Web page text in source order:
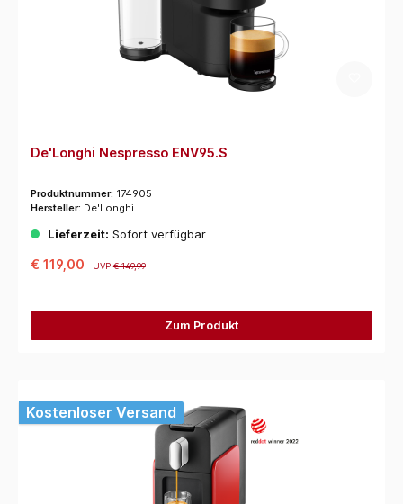
De'Longhi Nespresso ENV95.S
Produktnummer: 174905
Hersteller: De'Longhi
Lieferzeit: Sofort verfügbar
€ 119,00 UVP€ 149,99
Zum Produkt
Kostenloser Versand